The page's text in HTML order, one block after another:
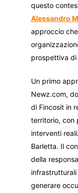
questo
Alessandro
approccio
prospettiva
Un primo
Newz.com,
di Fincosit in
territorio, con
interventi
Barletta. Il
della
generare